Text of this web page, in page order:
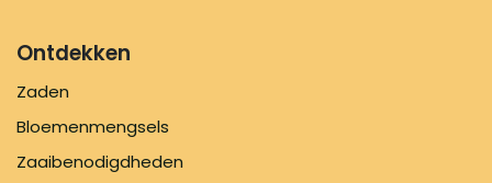
Ontdekken
Zaden
Bloemenmengsels
Zaaibenodigdheden